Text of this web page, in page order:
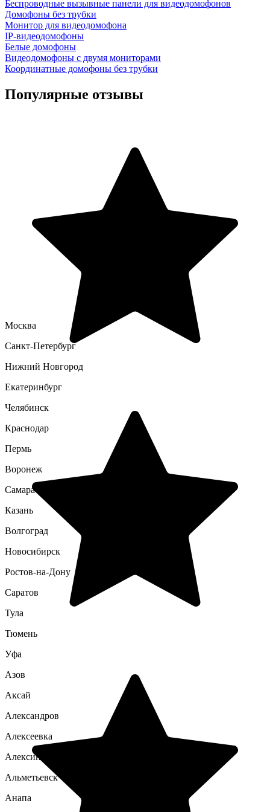
Беспроводные вызывные панели для видеодомофонов
Домофоны без трубки
Монитор для видеодомофона
IP-видеодомофоны
Белые домофоны
Видеодомофоны с двумя мониторами
Координатные домофоны без трубки
Популярные отзывы
Москва
Санкт-Петербург
Нижний Новгород
Екатеринбург
Челябинск
Краснодар
Пермь
Воронеж
Самара
Казань
Волгоград
Новосибирск
Ростов-на-Дону
Саратов
Тула
Тюмень
Уфа
Азов
Аксай
Александров
Алексеевка
Алексин
Альметьевск
Анапа